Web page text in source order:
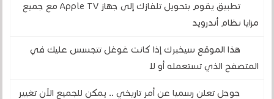
تطبيق يقوم بتحويل تلفازك إلى جهاز Apple TV مع جميع
مزايا نظام أندرويد
هذا الموقع سيخبرك إذا كانت غوغل تتجسس عليك في
المتصفح الذي تستعمله أو لا
جوجل تعلن رسميا عن أمر تاريخي .. يمكن للجميع الآن تغيير